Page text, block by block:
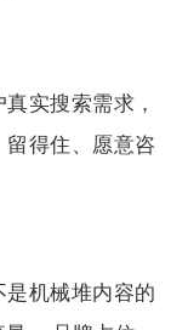
实搜索需求，
得住、愿意咨
机械堆内容的